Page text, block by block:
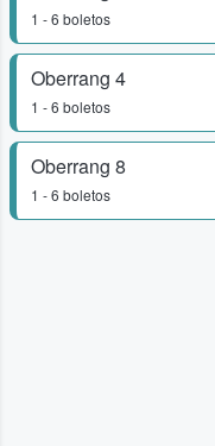
1 - 6 boletos
Oberrang 4
1 - 6 boletos
Oberrang 8
1 - 6 boletos